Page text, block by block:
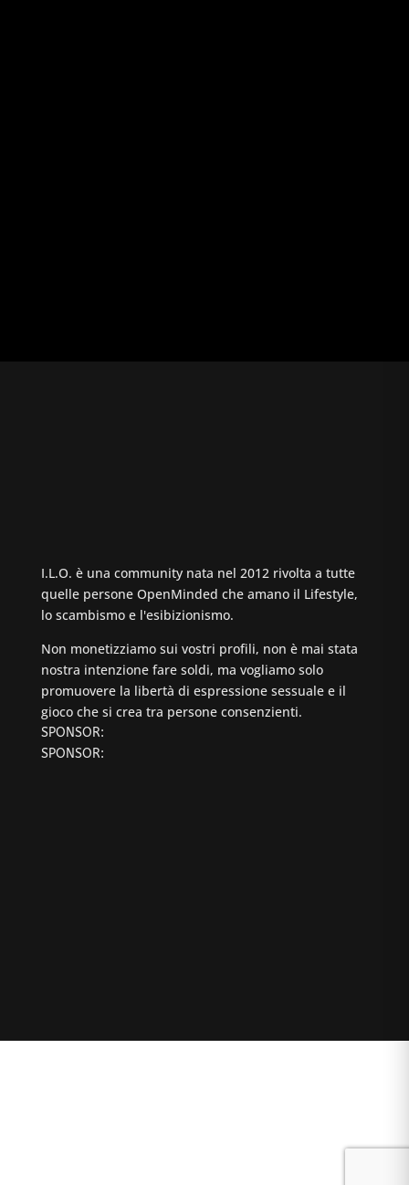
I.L.O. è una community nata nel 2012 rivolta a tutte
quelle persone OpenMinded che amano il Lifestyle,
lo scambismo e l'esibizionismo.
Non monetizziamo sui vostri profili, non è mai stata
nostra intenzione fare soldi, ma vogliamo solo
promuovere la libertà di espressione sessuale e il
gioco che si crea tra persone consenzienti.
SPONSOR:
SPONSOR: